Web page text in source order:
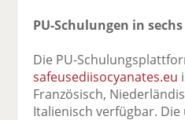
PU-Schulungen in
Die PU-
safeusediisocyanates.eu
Französisch,
Italienisch verfügbar. Die